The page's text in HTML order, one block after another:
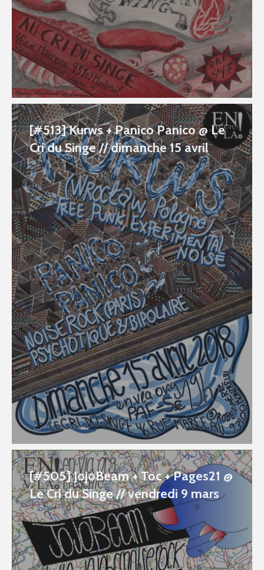
[#513] Kurws + Panico Panico @ Le
Cri du Singe // dimanche 15 avril
[#505] JojoBeam + Toc + Pages21 @
Le Cri du Singe // vendredi 9 mars